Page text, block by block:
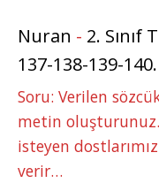
Nuran - 2. Sınıf
137-138-139-
Soru: Verilen
metin
isteyen
verir…